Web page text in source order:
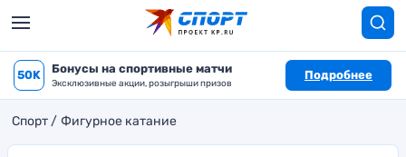
50K Бонусы на спортивные матчи
Эксклюзивные акции, розыгрыши призов
Подробнее
Спорт Фигурное катание